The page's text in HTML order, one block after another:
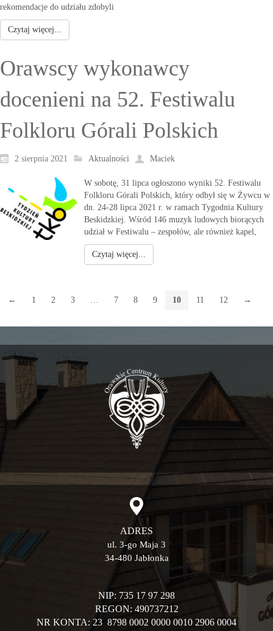
rekomendacje do udziału zdobyli
Czytaj więcej...
Orawscy wykonawcy
docenieni na 52. Festiwalu
Folkloru Górali Polskich
2 sierpnia 2021 Aktualności Maciek
W sobotę, 31 lipca ogłoszono wyniki 52. Festiwalu
Folkloru Górali Polskich, który odbył się w Żywcu w
dn. 24-28 lipca 2021 r. w ramach Tygodnia Kultury
Beskidzkiej. Wśród 146 muzyk ludowych biorących
udział w Festiwalu – zespołów, ale również kapel,
Czytaj więcej...
← 1 2 3 7 8 9 10 11 12 →
ADRES
ul. 3-go Maja 3
34-480 Jabłonka
NIP: 735 17 97 298
REGON: 490737212
NR KONTA: 23 8798 0002 0000 0010 2906 0004